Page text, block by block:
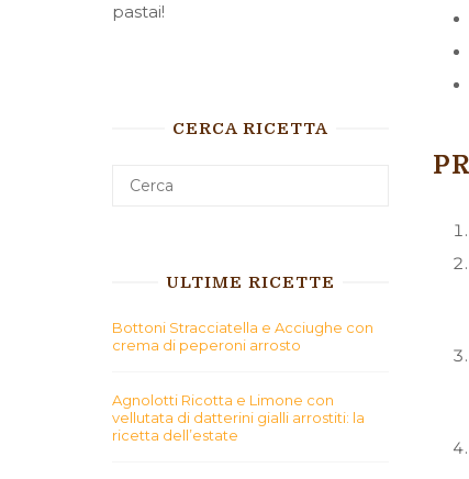
pastai!
CERCA RICETTA
ULTIME RICETTE
Bottoni Stracciatella e Acciughe con
crema di peperoni arrosto
Agnolotti Ricotta e Limone con
vellutata di datterini gialli arrostiti: la
ricetta dell’estate